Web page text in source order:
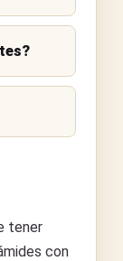
tener
con